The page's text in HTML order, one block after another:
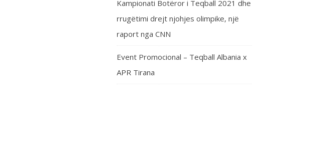
Kampionati Botëror i Teqball 2021 dhe
rrugëtimi drejt njohjes olimpike, një
raport nga CNN
Event Promocional – Teqball Albania x
APR Tirana